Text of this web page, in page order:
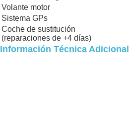
Volante motor
Sistema GPs
Coche de sustitución
(reparaciones de +4 días)
Información Técnica Adicional